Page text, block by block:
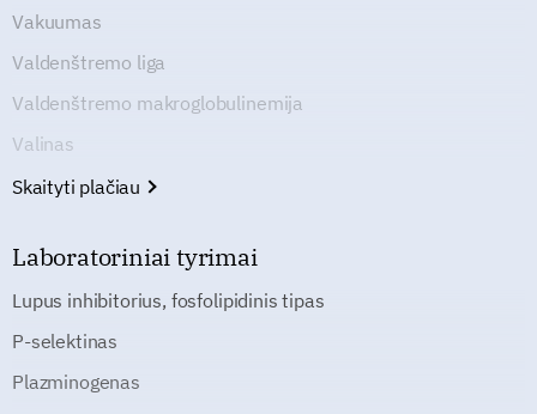
Vakuumas
Valdenštremo liga
Valdenštremo makroglobulinemija
Valinas
Skaityti plačiau
Laboratoriniai tyrimai
Lupus inhibitorius, fosfolipidinis tipas
P-selektinas
Plazminogenas